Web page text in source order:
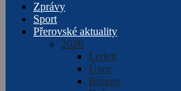
Zprávy
Sport
Přerovské aktuality
2026
Leden
Únor
Březen